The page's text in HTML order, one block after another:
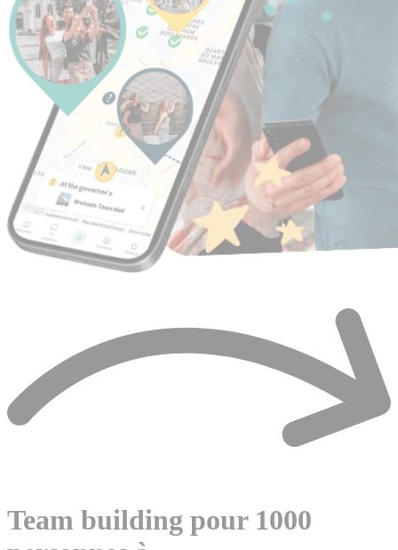
Team building pour 1000